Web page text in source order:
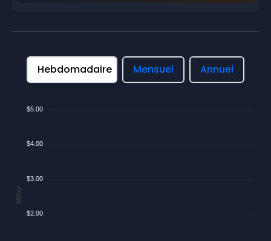
Hebdomadaire Mensuel Annuel
$5.00
$4.00
$3.00
$2.00
$/Day